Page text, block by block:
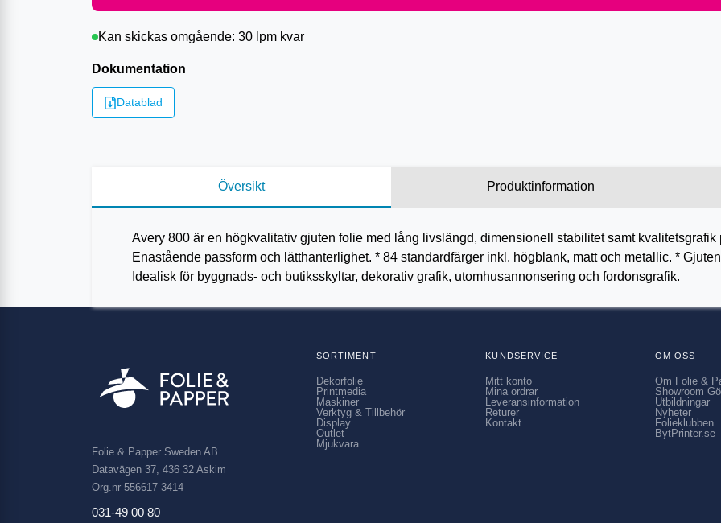
Kan skickas omgående: 30 lpm kvar
Dokumentation
Datablad
Översikt Produktinformation
Avery 800 är en högkvalitativ gjuten folie med lång livslängd, dimensionell stabilitet samt kvalitetsgrafik
Enastående passform och lätthanterlighet. * 84 standardfärger inkl. högblank, matt och metallic. *
Idealisk för byggnads- och butiksskyltar, dekorativ grafik, utomhusannonsering och fordonsgrafik.
Folie & Papper Sweden AB
Datavägen 37, 436 32 Askim
Org.nr 556617-3414
031-49 00 80
SORTIMENT
Dekorfolie
Printmedia
Maskiner
Verktyg & Tillbehör
Display
Outlet
Mjukvara
KUNDSERVICE
Mitt konto
Mina ordrar
Leveransinformation
Returer
Kontakt
OM OSS
Om Folie &
Showroom
Utbildningar
Nyheter
Folieklubben
BytPrinter.se